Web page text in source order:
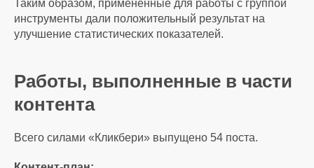
Таким образом, примененные для работы с группой
инструменты дали положительный результат на
улучшение статистических показателей.
Работы, выполненные в части
контента
Всего силами «Кликбери» выпущено 54 поста.